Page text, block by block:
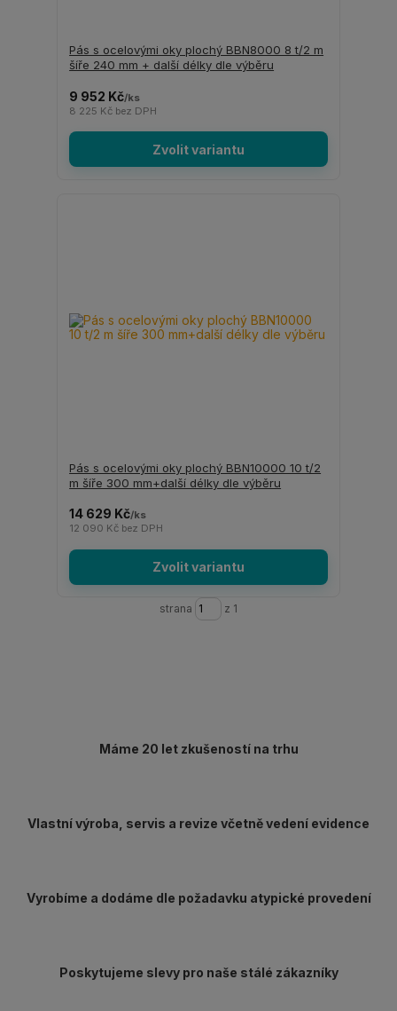
Pás s ocelovými oky plochý BBN8000 8 t/2 m
šíře 240 mm + další délky dle výběru
9 952 Kč/ks
8 225 Kč bez DPH
Zvolit variantu
Pás s ocelovými oky plochý BBN10000 10 t/2
m šíře 300 mm+další délky dle výběru
14 629 Kč/ks
12 090 Kč bez DPH
Zvolit variantu
strana z 1
Máme 20 let zkušeností na trhu
Vlastní výroba, servis a revize včetně vedení evidence
Vyrobíme a dodáme dle požadavku atypické provedení
Poskytujeme slevy pro naše stálé zákazníky